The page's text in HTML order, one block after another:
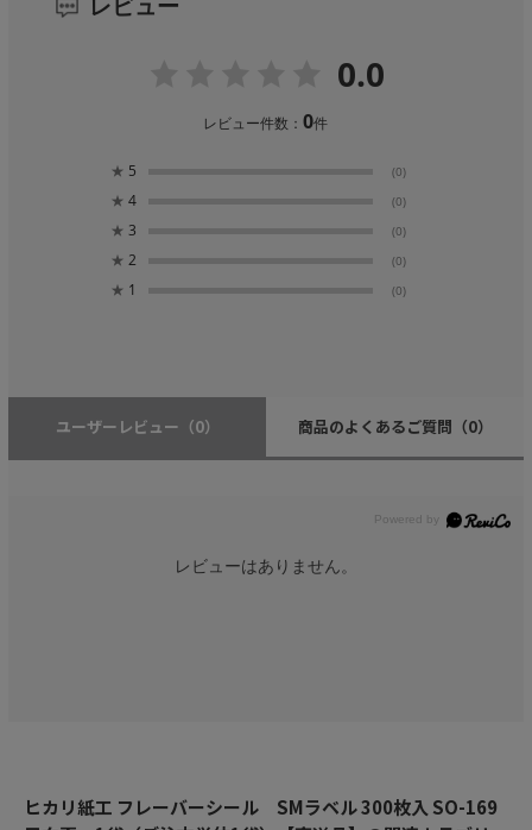
レビュー
0.0
レビュー件数：0件
★ 5 (0)
★ 4 (0)
★ 3 (0)
★ 2 (0)
★ 1 (0)
ユーザーレビュー （0） 商品のよくあるご質問 （0）
レビューはありません。
ヒカリ紙工 フレーバーシール SMラベル 300枚入 SO-169